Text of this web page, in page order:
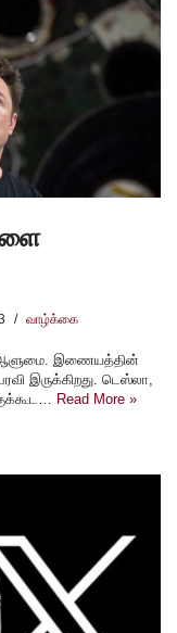
வாழ்க்கை
ஆளுமை. இணையத்தின்
இருக்கிறது. டெஸ்லா,
Read More »